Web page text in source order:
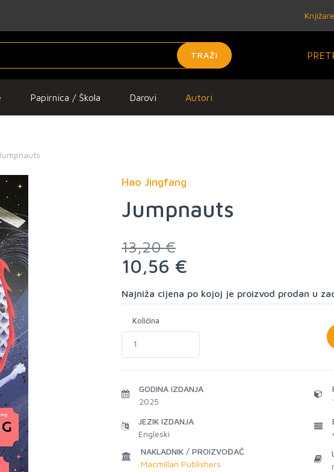
Knjižare
TRAŽI
Papirnica / Škola Darovi Autori
Jumpnauts
Hao Jingfang
Jumpnauts
13,20 €
10,56 €
Najniža cijena po kojoj je proizvod prodan u
Količina
GODINA IZDANJA
2025
JEZIK IZDANJA
Engleski
NAKLADNIK / PROIZVOĐAČ
Macmillan Publishers